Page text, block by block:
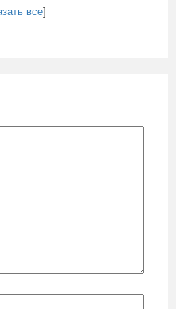
все]